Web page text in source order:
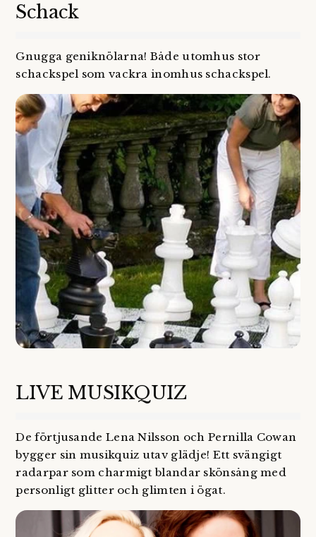
Schack
Gnugga geniknölarna! Både utomhus stor
schackspel som vackra inomhus schackspel.
LIVE MUSIKQUIZ
De förtjusande Lena Nilsson och Pernilla Cowan
bygger sin musikquiz utav glädje! Ett svängigt
radarpar som charmigt blandar skönsång med
personligt glitter och glimten i ögat.